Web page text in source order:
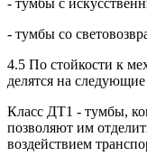
- тумбы со
4.5 По стойкости к
делятся на
Класс ДТ1 - тумбы,
позволяют им
воздействием